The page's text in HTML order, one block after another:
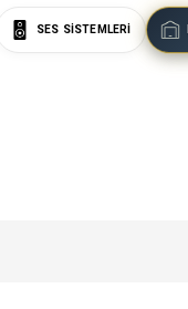
SES SISTEMLERI